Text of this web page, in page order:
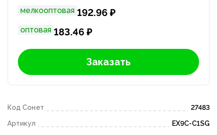
мелкооптовая 192.96 ₽
оптовая 183.46 ₽
Заказать
Код Сонет 27483
Артикул EX9C-C1SG